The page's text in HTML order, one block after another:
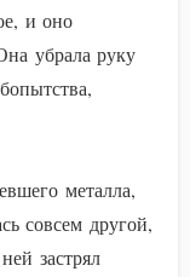
и оно
убрала руку
металла,
совсем другой,
застрял